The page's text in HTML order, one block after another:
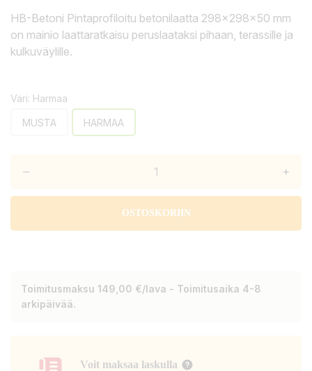
HB-Betoni Pintaprofiloitu betonilaatta 298x298x50 mm
on mainio laattaratkaisu peruslaataksi pihaan, terassille ja
kulkuväylille.
Väri: Harmaa
MUSTA HARMAA
– +
OSTOSKORIIN
Toimitusmaksu 149,00 €/lava - Toimitusaika 4-8
arkipäivää.
Voit maksaa laskulla